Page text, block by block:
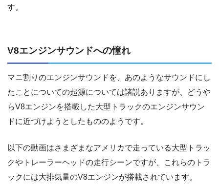
す。
V8エンジンサウンドへの憧れ
マニ割りのエンジンサウンドを、あのようなサウンドにし
たことについての起源については諸説ありますが、どうや
らV8エンジンを搭載した大型トラックのエンジンサウン
ドに近づけようとしたもののようです。
以下の動画はさまざまなアメリカで走っている大型トラッ
クやトレーラーヘッドの走行シーンですが、これらのトラ
ックには大排気量のV8エンジンが搭載されています。